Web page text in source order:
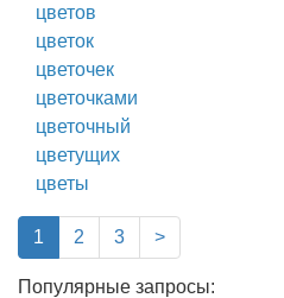
цветов
цветок
цветочек
цветочками
цветочный
цветущих
цветы
1 (current)
2 3 >
Популярные запросы: